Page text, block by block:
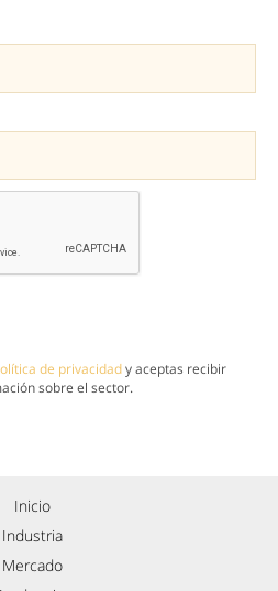
de privacidady aceptas recibir
sobre el sector.
Inicio
Industria
Mercado